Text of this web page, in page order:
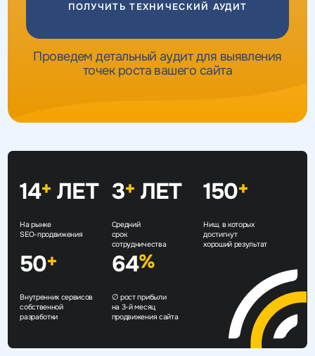
ПОЛУЧИТЬ ТЕХНИЧЕСКИЙ АУДИТ
Проведем детальный аудит для выявления
точек роста вашего сайта
14+ ЛЕТ
На рынке
SEO-продвижения
3+ ЛЕТ
Средний
срок
сотрудничества
150+
Ниш, в которых
достигнут
хороший результат
50+
Внутренних сервисов
собственной
разработки
64%
∅ рост прибыли
на 3-й месяц
продвижения сайта